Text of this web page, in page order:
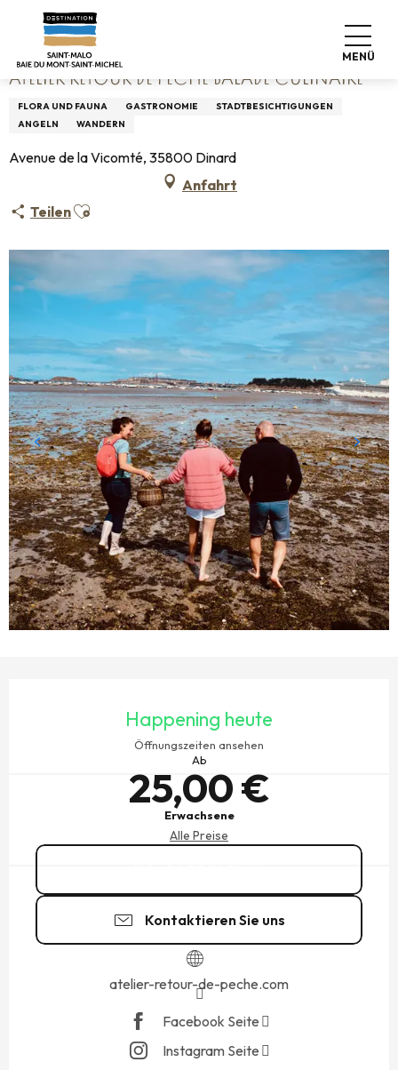
contenu
principal
MENÜ
Startseite
ATELIER RETOUR DE PÊCHE BALADE CULINAIRE
FLORA UND FAUNA GASTRONOMIE
STADTBESICHTIGUNGEN
ANGELN
WANDERN
Avenue de la Vicomté, 35800 Dinard
Anfahrt
TeilenAjouter aux favoris
Happening heute
Öffnungszeiten ansehen
Ab
25,00 €
Erwachsene
Alle Preise
Kontaktieren Sie uns
atelier-retour-de-peche.com
Facebook Seite
Instagram Seite